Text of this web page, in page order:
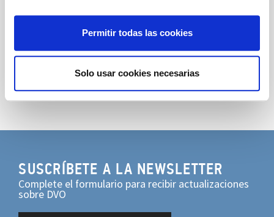
Permitir todas las cookies
Solo usar cookies necesarias
Mira la fotogalería
SUSCRÍBETE A LA NEWSLETTER
Complete el formulario para recibir actualizaciones
sobre DVO